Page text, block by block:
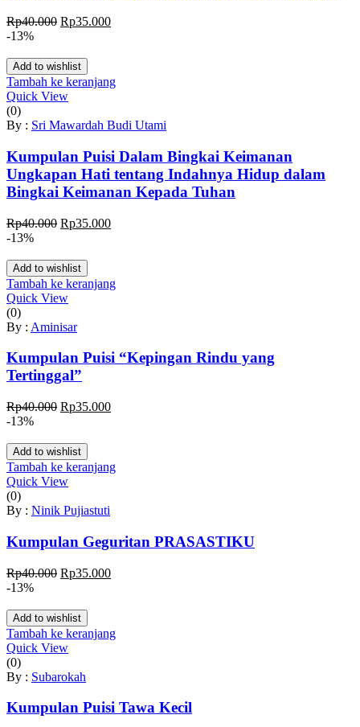
Rp40.000 Harga
Rp40.000.
Rp35.000Harga
Rp35.000.
-13%
Add to wishlist
Tambah ke keranjang
Quick View
(0)
By : Sri Mawardah Budi Utami
Kumpulan Puisi Dalam Bingkai Keimanan
Ungkapan Hati tentang Indahnya Hidup dalam
Bingkai Keimanan Kepada Tuhan
Rp40.000 Harga
Rp40.000.
Rp35.000Harga
Rp35.000.
-13%
Add to wishlist
Tambah ke keranjang
Quick View
(0)
By : Aminisar
Kumpulan Puisi “Kepingan Rindu yang
Tertinggal”
Rp40.000 Harga
Rp40.000.
Rp35.000Harga
Rp35.000.
-13%
Add to wishlist
Tambah ke keranjang
Quick View
(0)
By : Ninik Pujiastuti
Kumpulan Geguritan PRASASTIKU
Rp40.000 Harga
Rp40.000.
Rp35.000Harga
Rp35.000.
-13%
Add to wishlist
Tambah ke keranjang
Quick View
(0)
By : Subarokah
Kumpulan Puisi Tawa Kecil